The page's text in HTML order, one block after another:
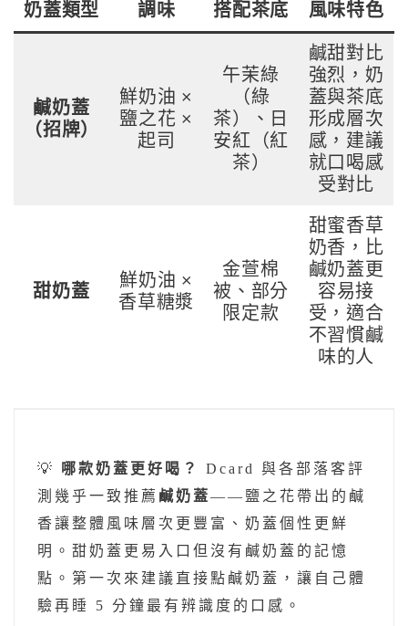
奶蓋類型 調味 搭配茶底 風味特色
鹹奶蓋
（招牌）
鮮奶油 ×
鹽之花 ×
起司
午茉綠
（綠
茶）、日
安紅（紅
茶）
鹹甜對比
強烈，奶
蓋與茶底
形成層次
感，建議
就口喝感
受對比
甜奶蓋
鮮奶油 ×
香草糖漿
金萱棉
被、部分
限定款
甜蜜香草
奶香，比
鹹奶蓋更
容易接
受，適合
不習慣鹹
味的人
💡 哪款奶蓋更好喝？
Dcard 與各部落客評
測幾乎一致推薦 鹹奶蓋——鹽之花帶出的鹹
香讓整體風味層次更豐富、奶蓋個性更鮮
明。甜奶蓋更易入口但沒有鹹奶蓋的記憶
點。第一次來建議直接點鹹奶蓋，讓自己體
驗再睡 5 分鐘最有辨識度的口感。